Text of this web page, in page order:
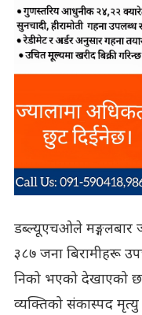
डब्ल्यूएचओले मङ्गलबार
३८७ जना बिरामीहरू
निको भएको देखाएको
व्यक्तिको संकास्पद